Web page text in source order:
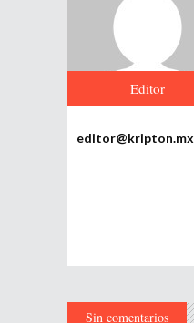
Editor
editor@kripton.mx
Sin comentarios